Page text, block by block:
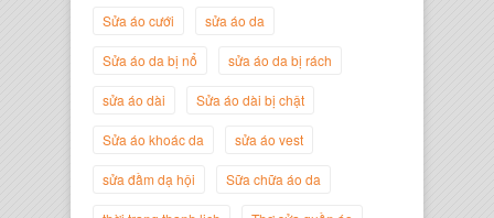
Nguyễn
Sửa áo cưới sửa áo da
Sửa áo da bị nổ sửa áo da bị rách
sửa áo dài Sửa áo dài bị chật
Sửa áo khoác da sửa áo vest
sửa đầm dạ hội Sữa chữa áo da